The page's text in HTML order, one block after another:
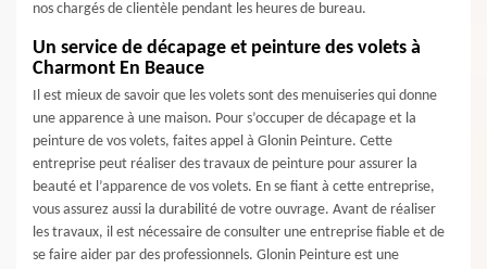
nos chargés de clientèle pendant les heures de bureau.
Un service de décapage et peinture des volets à
Charmont En Beauce
Il est mieux de savoir que les volets sont des menuiseries qui donne
une apparence à une maison. Pour s’occuper de décapage et la
peinture de vos volets, faites appel à Glonin Peinture. Cette
entreprise peut réaliser des travaux de peinture pour assurer la
beauté et l’apparence de vos volets. En se fiant à cette entreprise,
vous assurez aussi la durabilité de votre ouvrage. Avant de réaliser
les travaux, il est nécessaire de consulter une entreprise fiable et de
se faire aider par des professionnels. Glonin Peinture est une